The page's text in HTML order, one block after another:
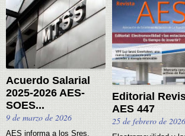
Acuerdo Salarial
2025-2026 AES-
SOES...
9 de marzo de 2026
AES informa a los Sres.
Editorial
AES 447
25 de febrero de 2026